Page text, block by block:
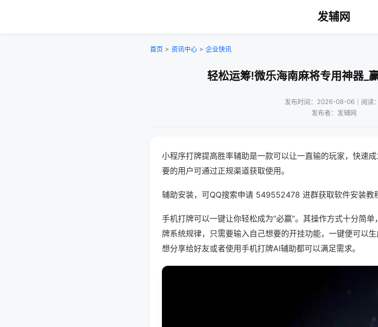
发辅网
首页 > 资讯中心 > 企业快讯
轻松运筹!微乐海南麻将专用神器_
发布时间：2026-08-06｜阅读
发布者：发辅网
小程序打牌提高胜率辅助是一款可以让一直输的玩家，快速
要的用户可通过正规渠道获取使用。
辅助安装，可QQ搜索申请 549552478 进群获取软件安装教
手机打牌可以一键让你轻松成为“必赢”。其操作方式十分简
牌系统规律，只需要输入自己想要的开挂功能，一键便可以
想分享给好友或者使用手机打牌AI辅助都可以满足需求。